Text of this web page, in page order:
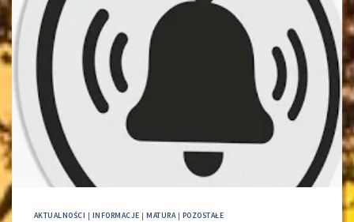
AKTUALNOŚCI | INFORMACJE |MATURA| POZOSTAŁE